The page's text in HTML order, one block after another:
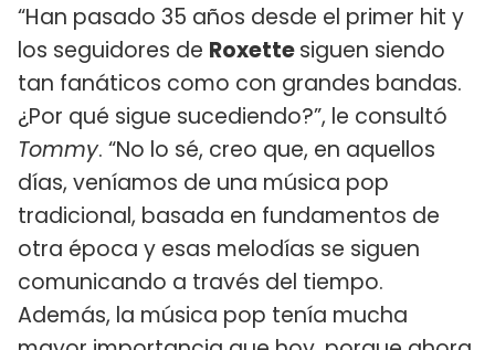
“Han pasado 35 años desde el primer hit y
los seguidores de Roxettesiguen siendo
tan fanáticos como con grandes bandas.
¿Por qué sigue sucediendo?”, le consultó
Tommy. “No lo sé, creo que, en aquellos
días, veníamos de una música pop
tradicional, basada en fundamentos de
otra época y esas melodías se siguen
comunicando a través del tiempo.
Además, la música pop tenía mucha